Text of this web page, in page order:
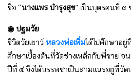
ชื่อ “นางแพร บำรุงสุข” เป็นบุตรคนที่ ๓
◉ ปฐมวัย
ชีวิตวัยเยาว์ หลวงพ่อเพิ่มได้ไปศึกษาอยู่
ศึกษาเบื้องต้นที่วัดช่างเหล็กกับพี่ชาย จ
ปีที่ ๔ จึงได้บรรพชาเป็นสามเณรอยู่ที่วัด